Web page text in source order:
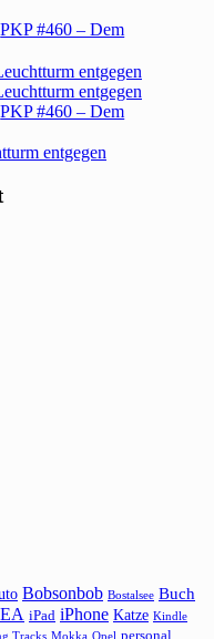
PKP #460 – Dem
entgegen
entgegen
PKP #460 – Dem
entgegen
Bobsonbob Bostalsee Buch
iPad iPhone Katze Kindle
Tracks Mokka Opel personal